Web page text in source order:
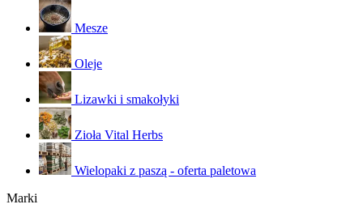
Mesze
Oleje
Lizawki i smakołyki
Zioła Vital Herbs
Wielopaki z paszą - oferta paletowa
Marki